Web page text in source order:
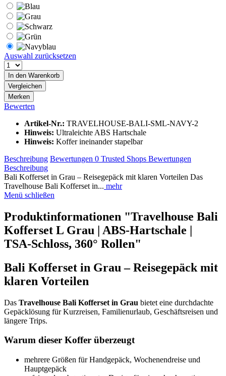
Auswahl zurücksetzen
In den Warenkorb
Vergleichen
Merken
Bewerten
Artikel-Nr.: TRAVELHOUSE-BALI-SML-NAVY-2
Hinweis: Ultraleichte ABS Hartschale
Hinweis: Koffer ineinander stapelbar
Beschreibung Bewertungen 0 Trusted Shops Bewertungen
Beschreibung
Bali Kofferset in Grau – Reisegepäck mit klaren Vorteilen Das
Travelhouse Bali Kofferset in... mehr
Menü schließen
Produktinformationen "Travelhouse Bali
Kofferset L Grau | ABS-Hartschale |
TSA-Schloss, 360° Rollen"
Bali Kofferset in Grau – Reisegepäck mit
klaren Vorteilen
Das Travelhouse Bali Kofferset in Grau bietet eine durchdachte
Gepäcklösung für Kurzreisen, Familienurlaub, Geschäftsreisen und
längere Trips.
Warum dieser Koffer überzeugt
mehrere Größen für Handgepäck, Wochenendreise und
Hauptgepäck